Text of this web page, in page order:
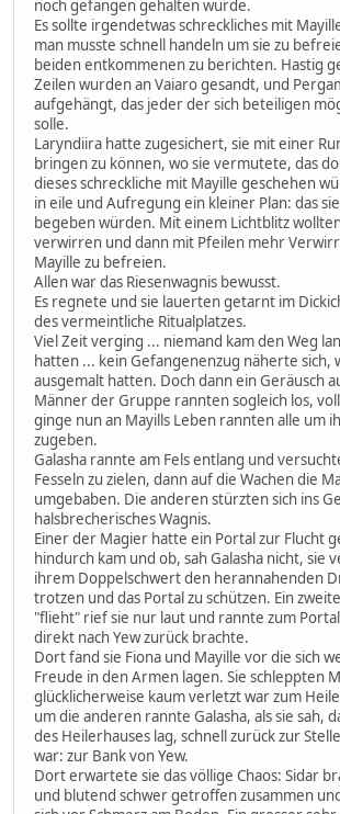
noch gefangen gehalten wurde.
Es sollte irgendetwas schreckliches mit
man musste schnell handeln um sie zu
beiden entkommenen zu berichten. Hastig
Zeilen wurden an Vaiaro gesandt, und
aufgehängt, das jeder der sich beteiligen
solle.
Laryndiira hatte zugesichert, sie mit einer
bringen zu können, wo sie vermutete, das
dieses schreckliche mit Mayille geschehen
in eile und Aufregung ein kleiner Plan: das
begeben würden. Mit einem Lichtblitz
verwirren und dann mit Pfeilen mehr
Mayille zu befreien.
Allen war das Riesenwagnis bewusst.
Es regnete und sie lauerten getarnt im
des vermeintliche Ritualplatzes.
Viel Zeit verging ... niemand kam den Weg
hatten ... kein Gefangenenzug näherte sich,
ausgemalt hatten. Doch dann ein Geräusch
Männer der Gruppe rannten sogleich los,
ginge nun an Mayills Leben rannten alle um
zugeben.
Galasha rannte am Fels entlang und
Fesseln zu zielen, dann auf die Wachen die
umgebaben. Die anderen stürzten sich ins
halsbrecherisches Wagnis.
Einer der Magier hatte ein Portal zur Flucht
hindurch kam und ob, sah Galasha nicht, sie
ihrem Doppelschwert den herannahenden
trotzen und das Portal zu schützen. Ein
"flieht" rief sie nur laut und rannte zum Portal
direkt nach Yew zurück brachte.
Dort fand sie Fiona und Mayille vor die sich
Freude in den Armen lagen. Sie schleppten
glücklicherweise kaum verletzt war zum
um die anderen rannte Galasha, als sie sah,
des Heilerhauses lag, schnell zurück zur
war: zur Bank von Yew.
Dort erwartete sie das völlige Chaos: Sidar
und blutend schwer getroffen zusammen